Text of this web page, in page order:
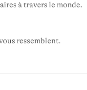
à travers le monde.
ressemblent.